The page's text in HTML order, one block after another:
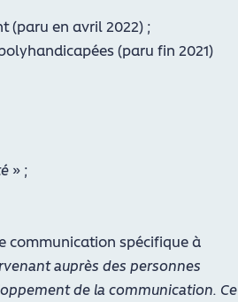
(paru en avril 2022) ;
(paru fin 2021)
» ;
communication spécifique à
auprès des personnes
de la communication. Ce